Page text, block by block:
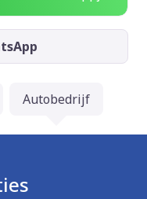
Autobedrijf